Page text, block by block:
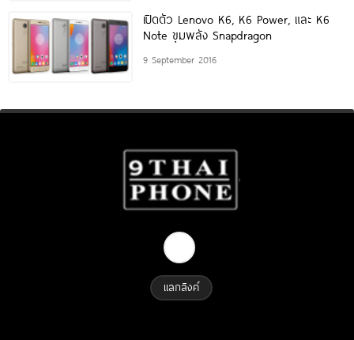
เปิดตัว Lenovo K6, K6 Power, และ K6
Note ขุมพลัง Snapdragon
9 September 2016
แลกลิงค์